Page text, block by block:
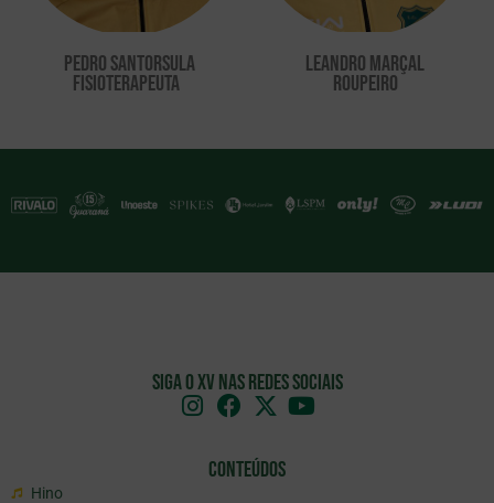
pedro santorsula
fisioterapeuta
leandro marçal
roupeiro
Siga o XV nas redes sociais
Conteúdos
Hino